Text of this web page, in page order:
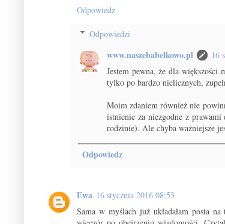
Odpowiedz
Odpowiedzi
www.naszebabelkowo.pl
16
Jestem pewna, że dla większości
tylko po bardzo nielicznych,
Moim zdaniem również nie
istnienie za niezgodne z
rodzinie). Ale chyba ważniejsze
Odpowiedz
Ewa 16 stycznia 2016 08:53
Sama w myślach już układałam posta